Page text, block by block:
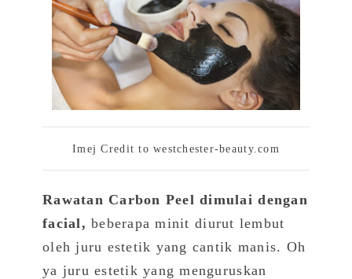
Imej Credit to westchester-beauty.com
Rawatan Carbon Peel dimulai dengan
facial, beberapa minit diurut lembut
oleh juru estetik yang cantik manis. Oh
ya juru estetik yang menguruskan